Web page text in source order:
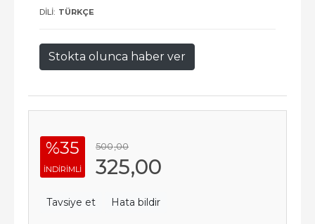
DILI: TÜRKÇE
Stokta olunca haber ver
%35
INDIRIMLI
500,00
325,00
Tavsiye et Hata bildir